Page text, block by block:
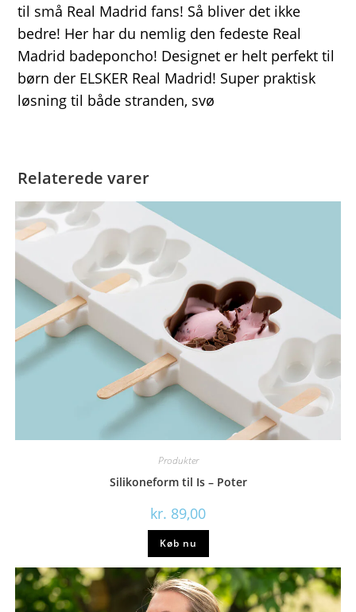
til små Real Madrid fans! Så bliver det ikke
bedre! Her har du nemlig den fedeste Real
Madrid badeponcho! Designet er helt perfekt til
børn der ELSKER Real Madrid! Super praktisk
løsning til både stranden, svø
Relaterede varer
Produkter
Silikoneform til Is – Poter
kr. 89,00
Køb nu